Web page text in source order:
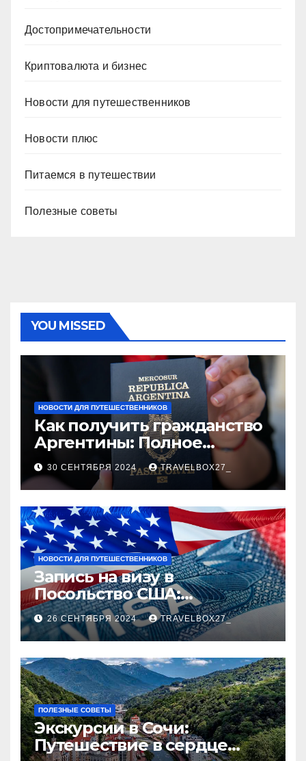
Достопримечательности
Криптовалюта и бизнес
Новости для путешественников
Новости плюс
Питаемся в путешествии
Полезные советы
YOU MISSED
НОВОСТИ ДЛЯ ПУТЕШЕСТВЕННИКОВ
Как получить гражданство
Аргентины: Полное
руководство
30 СЕНТЯБРЯ 2024 TRAVELBOX27_
НОВОСТИ ДЛЯ ПУТЕШЕСТВЕННИКОВ
Запись на визу в
Посольство США:
Пошаговое руководство
26 СЕНТЯБРЯ 2024 TRAVELBOX27_
ПОЛЕЗНЫЕ СОВЕТЫ
Экскурсии в Сочи:
Путешествие в сердце